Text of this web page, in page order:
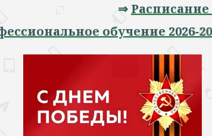
Расписание
обучение 2026-2027